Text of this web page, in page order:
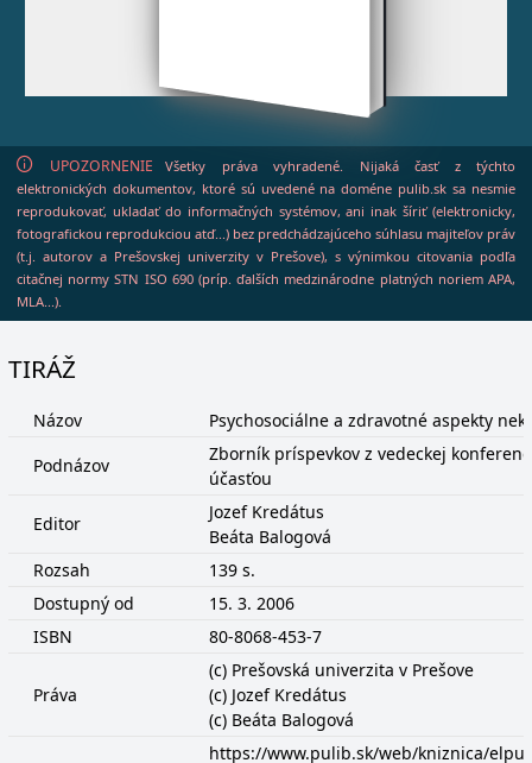
UPOZORNENIE
Všetky práva vyhradené. Nijaká časť z týchto
elektronických dokumentov, ktoré sú uvedené na doméne pulib.sk sa nesmie
reprodukovať, ukladať do informačných systémov, ani inak šíriť (elektronicky,
fotografickou reprodukciou atď...) bez predchádzajúceho súhlasu majiteľov práv
(t.j. autorov a Prešovskej univerzity v Prešove), s výnimkou citovania podľa
citačnej normy STN ISO 690 (príp. ďalších medzinárodne platných noriem APA,
MLA...).
TIRÁŽ
Názov
Psychosociálne a zdravotné aspekty
Podnázov
Zborník príspevkov z vedeckej
účasťou
Editor
Jozef Kredátus
Beáta Balogová
Rozsah
139 s.
Dostupný od
15. 3. 2006
ISBN
80-8068-453-7
Práva
(c) Prešovská univerzita v Prešove
(c) Jozef Kredátus
(c) Beáta Balogová
https://www.pulib.sk/web/kniznica/